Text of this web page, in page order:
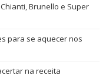
Brunello e Super
para se aquecer nos
na receita